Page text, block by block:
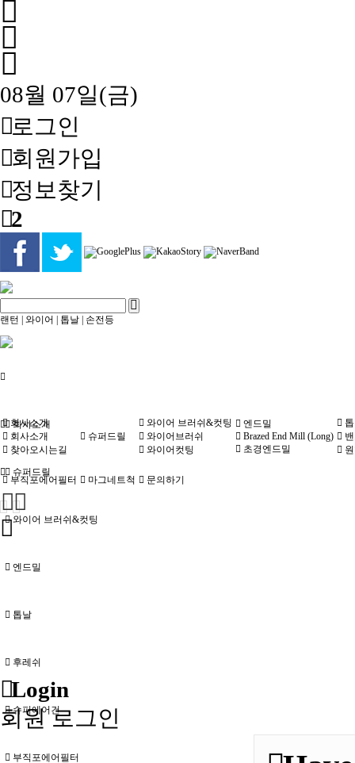
08월 07일(금)
로그인
회원 가입
정보찾기
2
랜턴 | 와이어 | 톱날 | 손전등
회사소개
슈퍼드릴
와이어 브러쉬&컷팅
엔드밀
톱날
후레쉬
슈퍼에어건
부직포에어필터
회사소개
회사소개
찾아오시는길
슈퍼드릴
와이어 브러쉬&컷팅
와이어브러쉬
와이어컷팅
엔드밀
Brazed End Mill (Long)
초경엔드밀
부직포에어필터 마그네트척 문의하기
Login
회원 로그인